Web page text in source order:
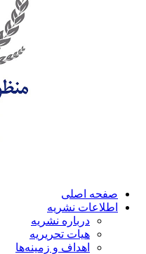
صفحه اصلی
اطلاعات نشریه
درباره نشریه
هیات تحریریه
اهداف و زمینه‌ها